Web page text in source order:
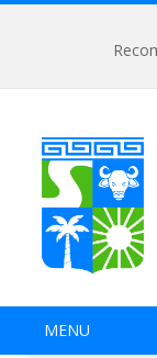
MENU